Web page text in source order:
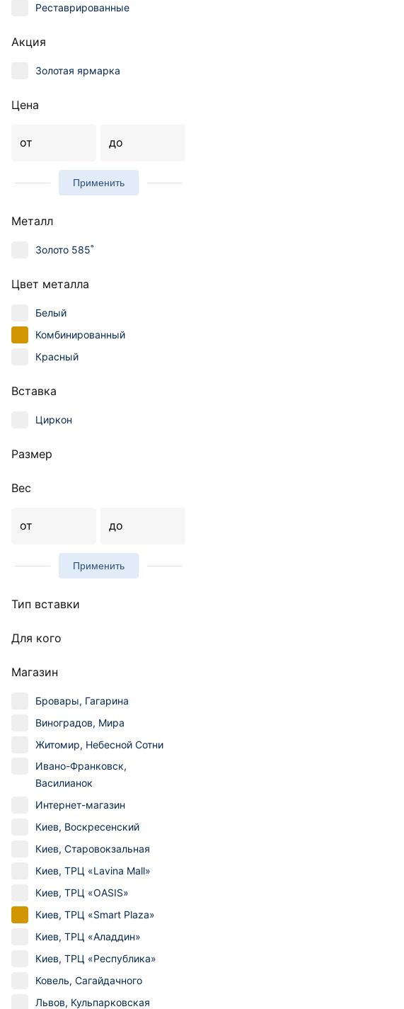
Реставрированные
Акция
Золотая ярмарка
Цена
от до
Применить
Металл
Золото 585˚
Цвет металла
Белый
Комбинированный
Красный
Вставка
Циркон
Размер
Вес
от до
Применить
Тип вставки
Для кого
Магазин
Бровары, Гагарина
Виноградов, Мира
Житомир, Небесной Сотни
Ивано-Франковск,
Василианок
Интернет-магазин
Киев, Воскресенский
Киев, Старовокзальная
Киев, ТРЦ «Lavina Mall»
Киев, ТРЦ «OASIS»
Киев, ТРЦ «Smart Plaza»
Киев, ТРЦ «Аладдин»
Киев, ТРЦ «Республика»
Ковель, Сагайдачного
Львов, Кульпарковская